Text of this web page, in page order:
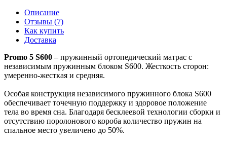
Описание
Отзывы (7)
Как купить
Доставка
Promo 5 S600 – пружинный ортопедический матрас с
независимым пружинным блоком S600. Жесткость сторон:
умеренно-жесткая и средняя.
Особая конструкция независимого пружинного блока S600
обеспечивает точечную поддержку и здоровое положение
тела во время сна. Благодаря бесклеевой технологии сборки и
отсутствию поролонового короба количество пружин на
спальное место увеличено до 50%.